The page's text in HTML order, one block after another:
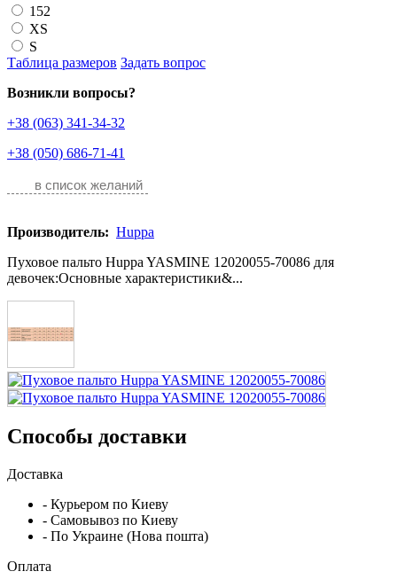
152
XS
S
Таблица размеров Задать вопрос
Возникли вопросы?
+38 (063) 341-34-32
+38 (050) 686-71-41
в список желаний
Производитель: Huppa
Пуховое пальто Huppa YASMINE 12020055-70086 для
девочек:Основные характеристики&...
Способы доставки
Доставка
- Курьером по Киеву
- Самовывоз по Киеву
- По Украине (Нова пошта)
Оплата